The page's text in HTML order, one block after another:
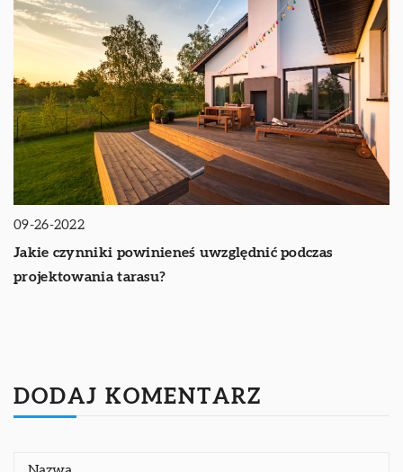
09-26-2022
Jakie czynniki powinieneś uwzględnić podczas
projektowania tarasu?
DODAJ KOMENTARZ